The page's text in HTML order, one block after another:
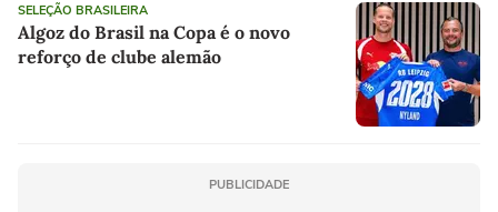
SELEÇÃO BRASILEIRA
Algoz do Brasil na Copa é o novo
reforço de clube alemão
PUBLICIDADE